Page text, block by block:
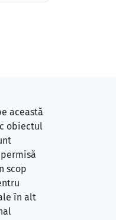
această
obiectul
scop
în alt